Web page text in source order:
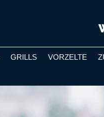
GRILLS VORZELTE